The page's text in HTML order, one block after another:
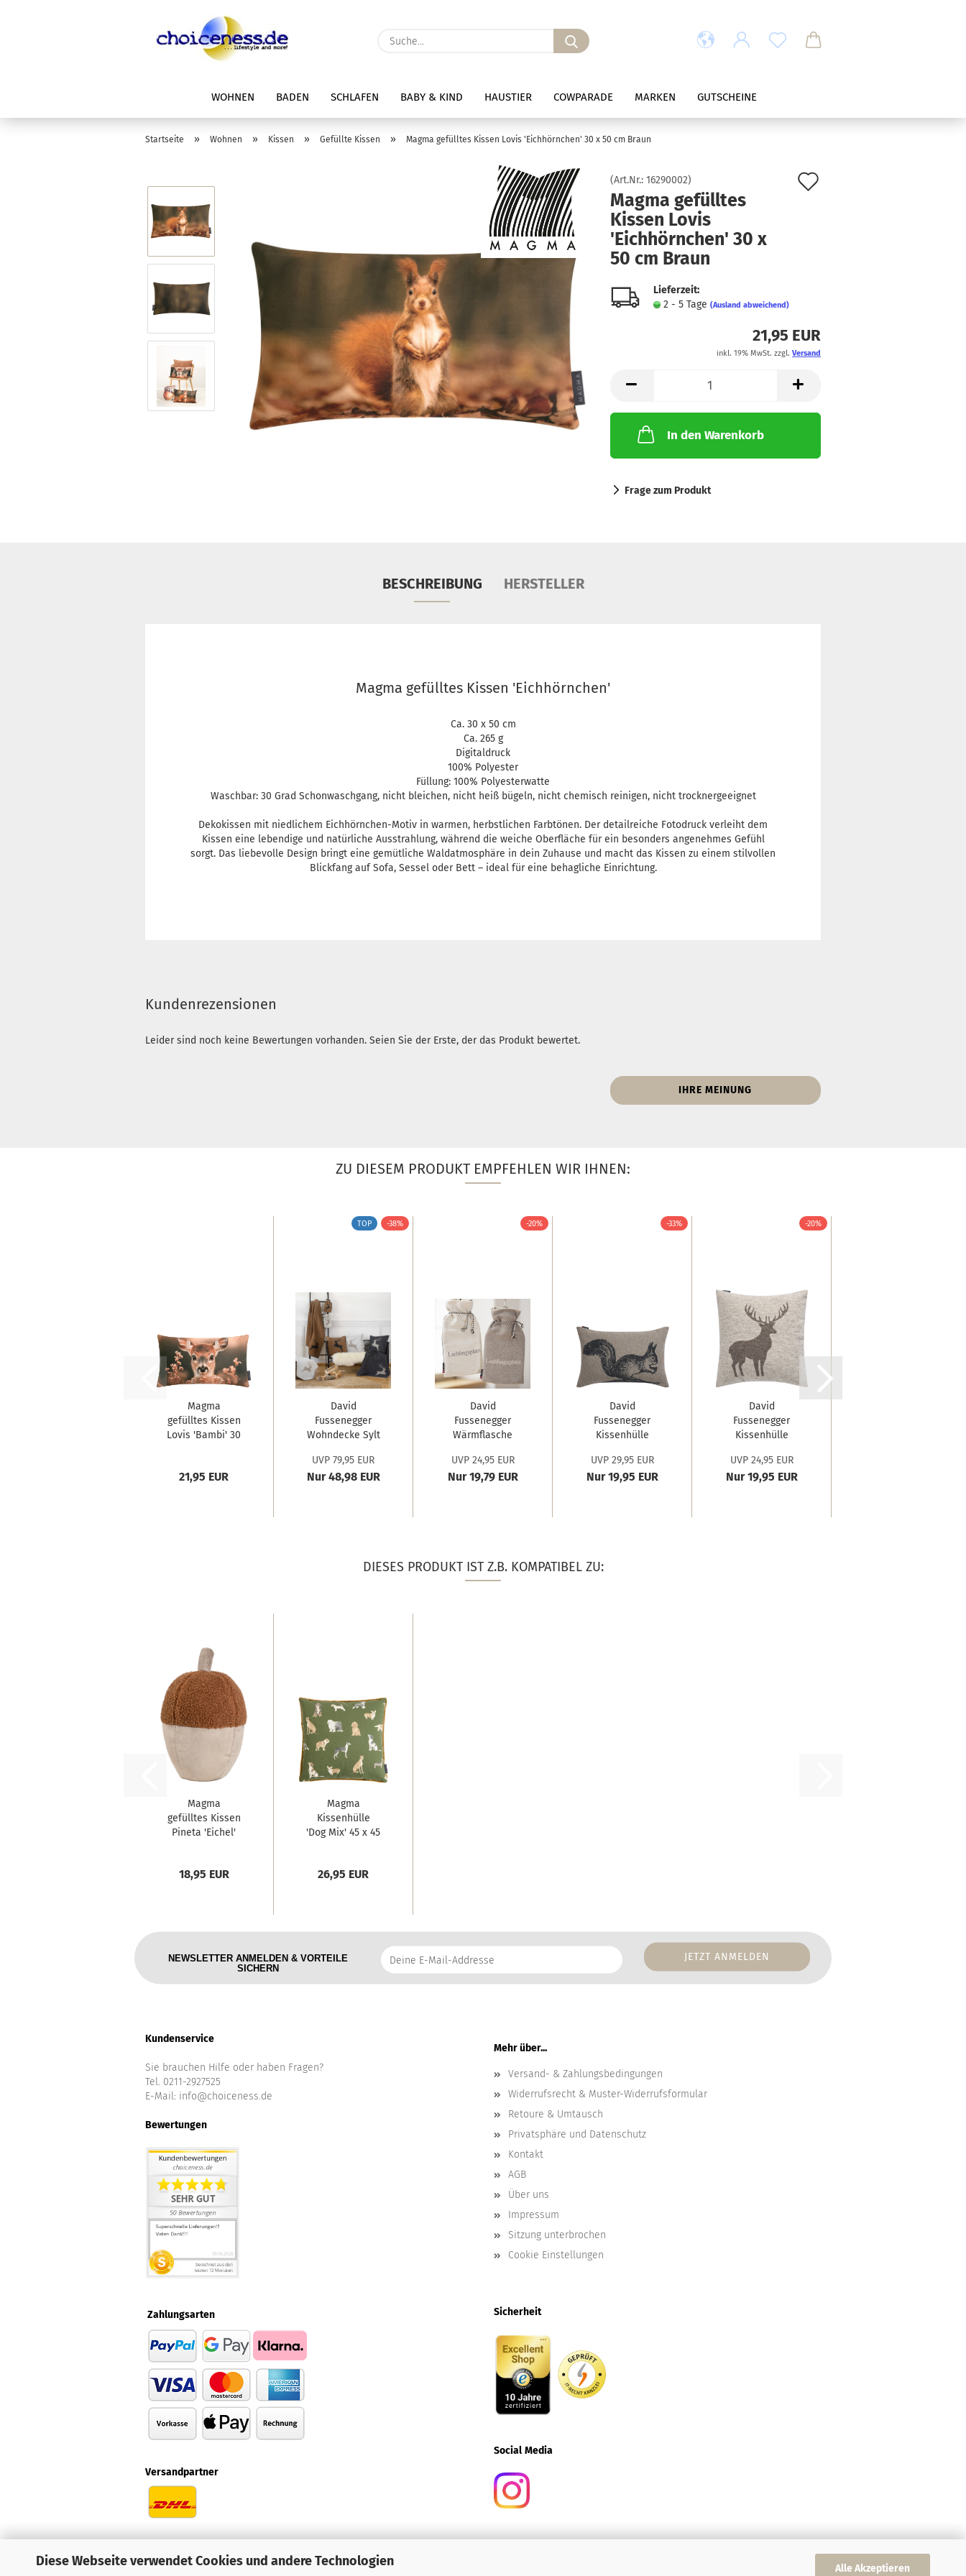
Diese Webseite verwendet Cookies und andere Technologien Alle Akzeptieren
Suche...
WOHNEN BADEN SCHLAFEN BABY & KIND HAUSTIER COWPARADE MARKEN GUTSCHEINE
Startseite » Wohnen » Kissen » Gefüllte Kissen » Magma gefülltes Kissen Lovis 'Eichhörnchen' 30 x 50 cm Braun
(Art.Nr.: 16290002)
Magma gefülltes
Kissen Lovis
'Eichhörnchen' 30 x
50 cm Braun
Lieferzeit:
2 - 5 Tage (Ausland abweichend)
21,95 EUR
inkl. 19% MwSt. zzgl. Versand
In den Warenkorb
Frage zum Produkt
BESCHREIBUNG HERSTELLER
Magma gefülltes Kissen 'Eichhörnchen'
Ca. 30 x 50 cm
Ca. 265 g
Digitaldruck
100% Polyester
Füllung: 100% Polyesterwatte
Waschbar: 30 Grad Schonwaschgang, nicht bleichen, nicht heiß bügeln, nicht chemisch reinigen, nicht trocknergeeignet
Dekokissen mit niedlichem Eichhörnchen-Motiv in warmen, herbstlichen Farbtönen. Der detailreiche Fotodruck verleiht dem
Kissen eine lebendige und natürliche Ausstrahlung, während die weiche Oberfläche für ein besonders angenehmes Gefühl
sorgt. Das liebevolle Design bringt eine gemütliche Waldatmosphäre in dein Zuhause und macht das Kissen zu einem stilvollen
Blickfang auf Sofa, Sessel oder Bett – ideal für eine behagliche Einrichtung.
Kundenrezensionen
Leider sind noch keine Bewertungen vorhanden. Seien Sie der Erste, der das Produkt bewertet.
IHRE MEINUNG
ZU DIESEM PRODUKT EMPFEHLEN WIR IHNEN:
Magma
gefülltes Kissen
Lovis 'Bambi' 30
21,95 EUR
TOP -38%
David
Fussenegger
Wohndecke Sylt
UVP 79,95 EUR
Nur 48,98 EUR
-20%
David
Fussenegger
Wärmflasche
UVP 24,95 EUR
Nur 19,79 EUR
-33%
David
Fussenegger
Kissenhülle
'Eichhörnchen'...
UVP 29,95 EUR
Nur 19,95 EUR
-20%
David
Fussenegger
Kissenhülle
UVP 24,95 EUR
Nur 19,95 EUR
DIESES PRODUKT IST Z.B. KOMPATIBEL ZU:
Magma
gefülltes Kissen
Pineta 'Eichel'
18,95 EUR
Magma
Kissenhülle
'Dog Mix' 45 x 45
26,95 EUR
NEWSLETTER ANMELDEN & VORTEILE
SICHERN
Deine
E-
Kundenservice
Sie brauchen Hilfe oder haben Fragen?
Tel. 0211-2927525
E-Mail: info@choiceness.de
Bewertungen
Mehr über...
Versand- & Zahlungsbedingungen
Widerrufsrecht & Muster-Widerrufsformular
Retoure & Umtausch
Privatsphäre und Datenschutz
Kontakt
AGB
Über uns
Impressum
Sitzung unterbrochen
Cookie Einstellungen
Zahlungsarten
Versandpartner
Sicherheit
Social Media